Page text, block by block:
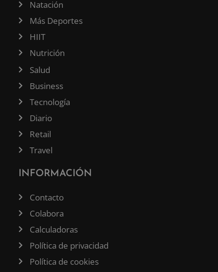
Natación
Más Deportes
HIIT
Nutrición
Salud
Business
Tecnología
Diario
Retail
Travel
INFORMACIÓN
Contacto
Colabora
Calculadoras
Política de privacidad
Política de cookies